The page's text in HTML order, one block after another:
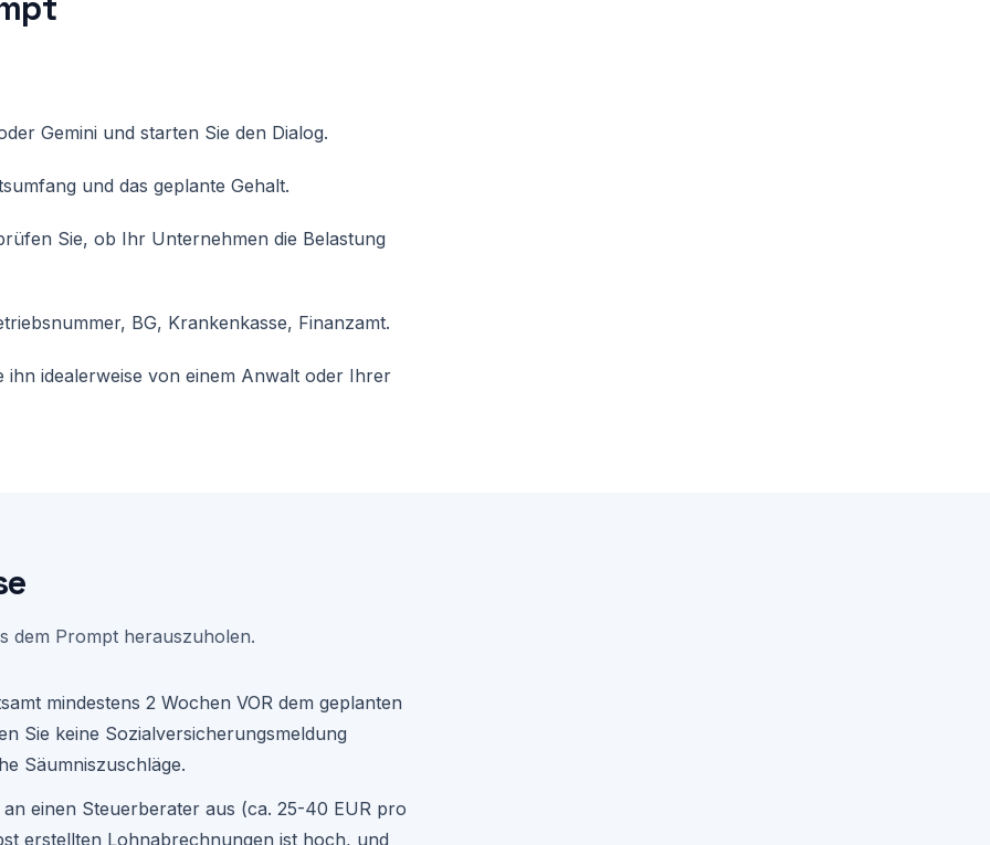
Befristung)
Fristen)
für die konkrete Stelle.
| X EUR | X EUR |
generieren, um seine Kosten zu decken?
gegenüber Freelancer/Subunternehmer?
(Kosten und Vor-/Nachteile)
oder Software wie DATEV, Lexoffice)
Gemini und starten Sie den Dialog.
und das geplante Gehalt.
Sie, ob Ihr Unternehmen die Belastung
BG, Krankenkasse, Finanzamt.
ihn idealerweise von einem Anwalt oder Ihrer
dem Prompt herauszuholen.
mindestens 2 Wochen VOR dem geplanten
Sie keine Sozialversicherungsmeldung
Säumniszuschläge.
einen Steuerberater aus (ca. 25-40 EUR pro
erstellten Lohnabrechnungen ist hoch, und